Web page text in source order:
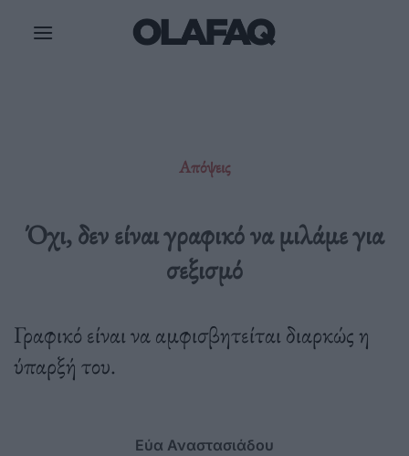
Απόψεις
Όχι, δεν είναι γραφικό να μιλάμε για
σεξισμό
Γραφικό είναι να αμφισβητείται διαρκώς η
ύπαρξή του.
Εύα Αναστασιάδου